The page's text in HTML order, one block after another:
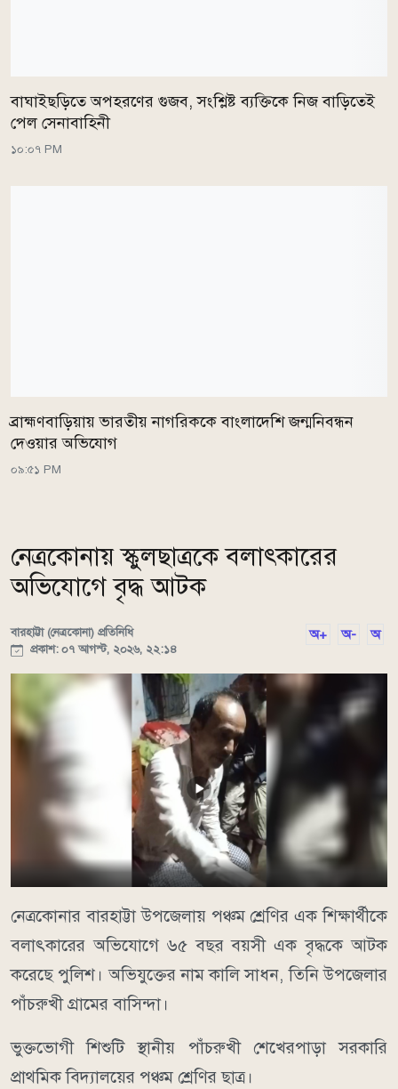
বাঘাইছড়িতে অপহরণের গুজব, সংশ্লিষ্ট ব্যক্তিকে নিজ বাড়িতেই
পেল সেনাবাহিনী
১০:০৭ PM
ব্রাহ্মণবাড়িয়ায় ভারতীয় নাগরিককে বাংলাদেশি জন্মনিবন্ধন
দেওয়ার অভিযোগ
০৯:৫১ PM
নেত্রকোনায় স্কুলছাত্রকে বলাৎকারের
অভিযোগে বৃদ্ধ আটক
বারহাট্টা (নেত্রকোনা) প্রতিনিধি
প্রকাশ: ০৭ আগস্ট, ২০২৬, ২২:১৪
অ+ অ- অ
নেত্রকোনার বারহাট্টা উপজেলায় পঞ্চম শ্রেণির এক শিক্ষার্থীকে
বলাৎকারের অভিযোগে ৬৫ বছর বয়সী এক বৃদ্ধকে আটক
করেছে পুলিশ। অভিযুক্তের নাম কালি সাধন, তিনি উপজেলার
পাঁচরুখী গ্রামের বাসিন্দা।
ভুক্তভোগী শিশুটি স্থানীয় পাঁচরুখী শেখেরপাড়া সরকারি
প্রাথমিক বিদ্যালয়ের পঞ্চম শ্রেণির ছাত্র।